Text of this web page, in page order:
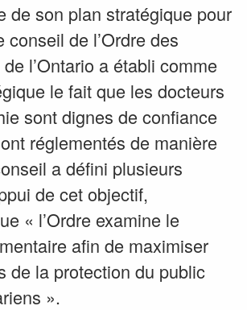
de son plan stratégique pour
conseil de l’Ordre des
l’Ontario a établi comme
le fait que les docteurs
sont dignes de confiance
réglementés de manière
a défini plusieurs
de cet objectif,
« l’Ordre examine le
afin de maximiser
de la protection du public
».